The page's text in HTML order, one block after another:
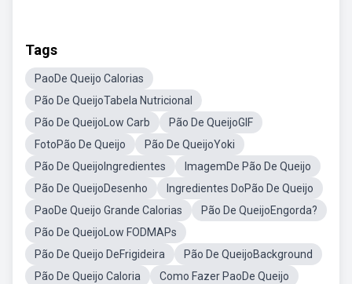
Tags
PaoDe Queijo Calorias
Pão De QueijoTabela Nutricional
Pão De QueijoLow Carb
Pão De QueijoGIF
FotoPão De Queijo
Pão De QueijoYoki
Pão De QueijoIngredientes
ImagemDe Pão De Queijo
Pão De QueijoDesenho
Ingredientes DoPão De Queijo
PaoDe Queijo Grande Calorias
Pão De QueijoEngorda?
Pão De QueijoLow FODMAPs
Pão De Queijo DeFrigideira
Pão De QueijoBackground
Pão De Queijo Caloria
Como Fazer PaoDe Queijo